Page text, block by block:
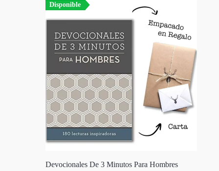
Disponible
Devocionales De 3 Minutos Para Hombres